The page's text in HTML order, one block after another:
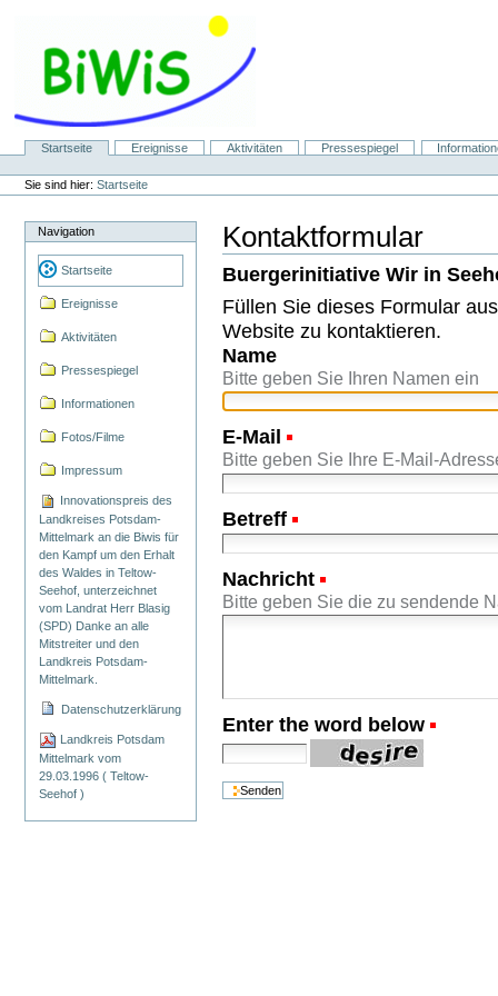
Navigation
SektionenStartseite Ereignisse Aktivitäten Pressespiegel
Benutzerspezifische
Werkzeuge
Sie sind hier: Startseite
Navigation
Startseite
Ereignisse
Aktivitäten
Pressespiegel
Informationen
Fotos/Filme
Impressum
Innovationspreis des
Landkreises Potsdam-
Mittelmark an die Biwis für
den Kampf um den Erhalt
des Waldes in Teltow-
Seehof, unterzeichnet
vom Landrat Herr Blasig
(SPD) Danke an alle
Mitstreiter und den
Landkreis Potsdam-
Mittelmark.
Datenschutzerklärung
Landkreis Potsdam
Mittelmark vom
29.03.1996 ( Teltow-
Seehof )
Kontaktformular
Buergerinitiative Wir in
Füllen Sie dieses Formular
Website zu kontaktieren.
Name
Bitte geben Sie Ihren Namen ein
E-Mail
Bitte geben Sie Ihre E-Mail-
Betreff
Nachricht
Bitte geben Sie die zu sendende
Enter the word below